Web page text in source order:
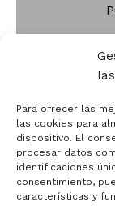
Para ofrecer las
las cookies para
dispositivo. El
procesar datos
identificaciones
consentimiento,
características y
Todos los